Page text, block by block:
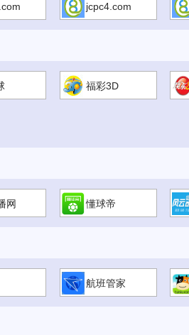
jcpc4.com
福彩3D
网 懂球帝
航班管家